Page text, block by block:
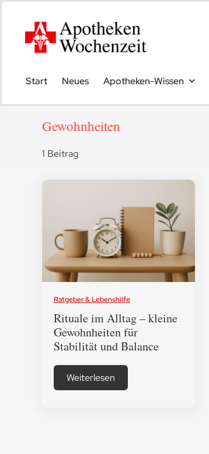
content
Start Neues Apotheken-Wissen
Gewohnheiten
1 Beitrag
Ratgeber & Lebenshilfe
Rituale im Alltag – kleine
Gewohnheiten für
Stabilität und Balance
Weiterlesen